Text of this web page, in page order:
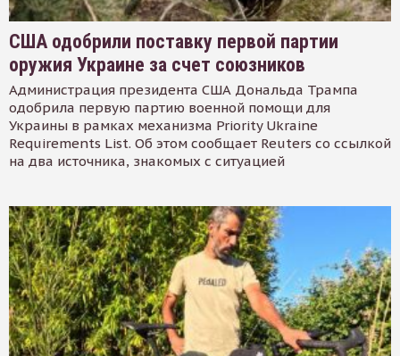
США одобрили поставку первой партии
оружия Украине за счет союзников
Администрация президента США Дональда Трампа
одобрила первую партию военной помощи для
Украины в рамках механизма Priority Ukraine
Requirements List. Об этом сообщает Reuters со ссылкой
на два источника, знакомых с ситуацией